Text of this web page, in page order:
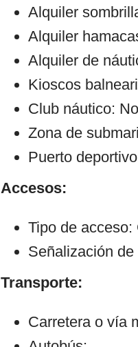
Alquiler
Alquiler
Alquiler de
Kioscos
Club náutico: No
Zona de
Puerto
Accesos:
Tipo de acceso:
Señalización
Transporte:
Carretera o vía